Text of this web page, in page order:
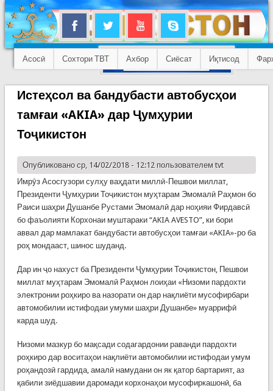
Асосӣ Сохтори ТВТ Ахбор Сиёсат Иқтисод
Истеҳсол ва бандубасти автобусҳои
тамғаи «AKIA» дар Ҷумҳурии
Тоҷикистон
Опубликовано ср, 14/02/2018 - 12:12 пользователем tvt
Имрӯз Асосгузори сулҳу ваҳдати миллӣ-Пешвои миллат,
Президенти Ҷумҳурии Тоҷикистон муҳтарам Эмомалӣ Раҳмон бо
Раиси шаҳри Душанбе Рустами Эмомалӣ дар ноҳияи Фирдавсӣ
бо фаъолияти Корхонаи муштараки “AKIA AVESTO”, ки бори
аввал дар мамлакат бандубасти автобусҳои тамғаи «AKIA»-ро ба
роҳ мондааст, шинос шуданд.
Дар ин ҷо нахуст ба Президенти Ҷумҳурии Тоҷикистон, Пешвои
миллат муҳтарам Эмомалӣ Раҳмон лоиҳаи «Низоми пардохти
электронии роҳкиро ва назорати он дар нақлиёти мусофирбари
автомобилии истифодаи умуми шаҳри Душанбе» муаррифӣ
карда шуд.
Низоми мазкур бо мақсади содагардонии раванди пардохти
роҳкиро дар воситаҳои нақлиёти автомобилии истифодаи умум
роҳандозӣ гардида, амалӣ намудани он як қатор бартарият, аз
қабили зиёдшавии даромади корхонаҳои мусофиркашонӣ, ба